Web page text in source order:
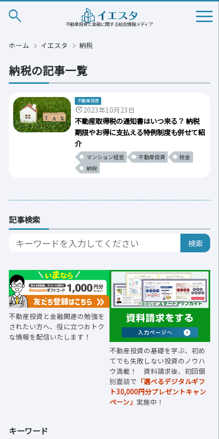
不動産投資と金融に関する総合情報メディア
search
ホーム イエスタ 納税
納税の記事一覧
不動産投資
update2023年10月23日
不動産取得税の通知書はいつ来る？ 納税
期限やお得に支払える特例制度も併せて紹
介
マンション経営 不動産投資
税金
納税
記事検索
不動産投資と金融関連の勉強を
されたい方へ、役に立つおトク
な情報を配信いたします！
不動産投資の基礎を学ぶ、初め
てでも失敗しない投資のノウハ
ウ満載！ 資料請求後、初回個
別面談で 「選べるデジタルギフ
ト30,000円分プレゼントキャン
ペーン」 実施中！
キーワード